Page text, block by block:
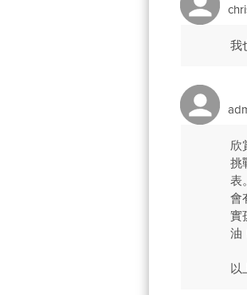
我
欣
挑
表
會
實
油
以